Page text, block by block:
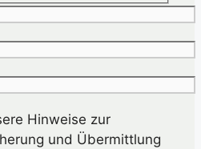
Hinweise zur
und Übermittlung